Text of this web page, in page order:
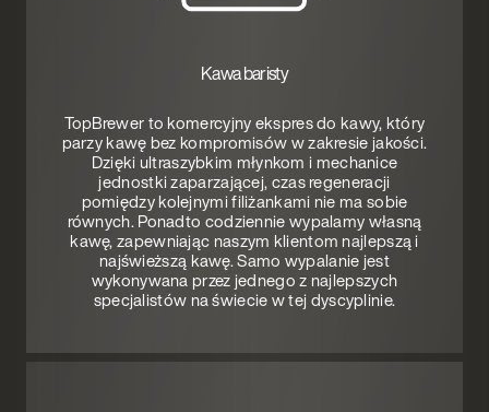
Kawa baristy
TopBrewer to komercyjny ekspres do kawy, który
parzy kawę bez kompromisów w zakresie jakości.
Dzięki ultraszybkim młynkom i mechanice
jednostki zaparzającej, czas regeneracji
pomiędzy kolejnymi filiżankami nie ma sobie
równych. Ponadto codziennie wypalamy własną
kawę, zapewniając naszym klientom najlepszą i
najświeższą kawę. Samo wypalanie jest
wykonywana przez jednego z najlepszych
specjalistów na świecie w tej dyscyplinie.